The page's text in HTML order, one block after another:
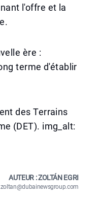
l'offre et la
ère :
terme d'établir
des Terrains
(DET). img_alt:
AUTEUR : ZOLTÁN EGRI